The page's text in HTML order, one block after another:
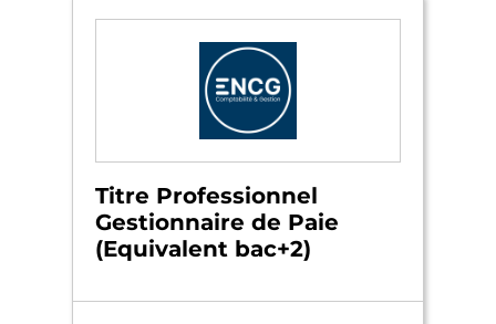
Titre Professionnel
Gestionnaire de Paie
(Equivalent bac+2)